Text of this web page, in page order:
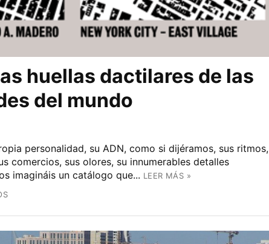
huellas dactilares de las
del mundo
personalidad, su ADN, como si dijéramos, sus ritmos,
comercios, sus olores, su innumerables detalles
imagináis un catálogo que... LEER MÁS »